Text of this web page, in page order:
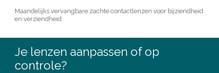
Maandelijks vervangbare zachte contactlenzen voor bijziendheid
en verziendheid.
Je lenzen aanpassen of op
controle?